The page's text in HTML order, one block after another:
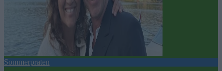
Sommerpraten